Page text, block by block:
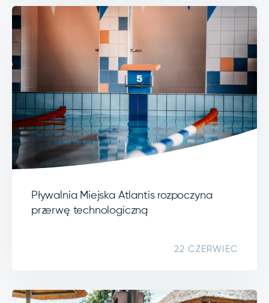
Pływalnia Miejska Atlantis rozpoczyna
przerwę technologiczną
22 CZERWIEC